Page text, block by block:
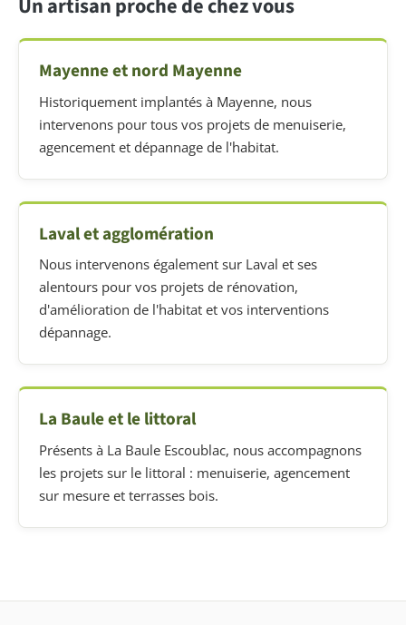
Un artisan proche de chez vous
Mayenne et nord Mayenne
Historiquement implantés à Mayenne, nous
intervenons pour tous vos projets de menuiserie,
agencement et dépannage de l'habitat.
Laval et agglomération
Nous intervenons également sur Laval et ses
alentours pour vos projets de rénovation,
d'amélioration de l'habitat et vos interventions
dépannage.
La Baule et le littoral
Présents à La Baule Escoublac, nous accompagnons
les projets sur le littoral : menuiserie, agencement
sur mesure et terrasses bois.